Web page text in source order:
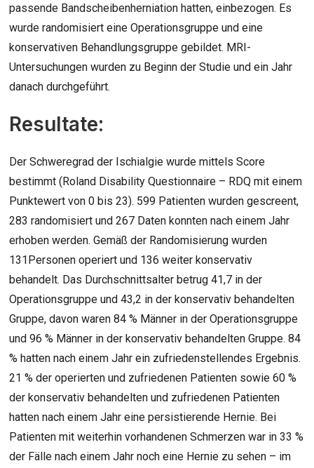
passende Bandscheibenherniation hatten, einbezogen. Es
wurde randomisiert eine Operationsgruppe und eine
konservativen Behandlungsgruppe gebildet. MRI-
Untersuchungen wurden zu Beginn der Studie und ein Jahr
danach durchgeführt.
Resultate:
Der Schweregrad der Ischialgie wurde mittels Score
bestimmt (Roland Disability Questionnaire – RDQ mit einem
Punktewert von 0 bis 23). 599 Patienten wurden gescreent,
283 randomisiert und 267 Daten konnten nach einem Jahr
erhoben werden. Gemäß der Randomisierung wurden
131Personen operiert und 136 weiter konservativ
behandelt. Das Durchschnittsalter betrug 41,7 in der
Operationsgruppe und 43,2 in der konservativ behandelten
Gruppe, davon waren 84 % Männer in der Operationsgruppe
und 96 % Männer in der konservativ behandelten Gruppe. 84
% hatten nach einem Jahr ein zufriedenstellendes Ergebnis.
21 % der operierten und zufriedenen Patienten sowie 60 %
der konservativ behandelten und zufriedenen Patienten
hatten nach einem Jahr eine persistierende Hernie. Bei
Patienten mit weiterhin vorhandenen Schmerzen war in 33 %
der Fälle nach einem Jahr noch eine Hernie zu sehen – im